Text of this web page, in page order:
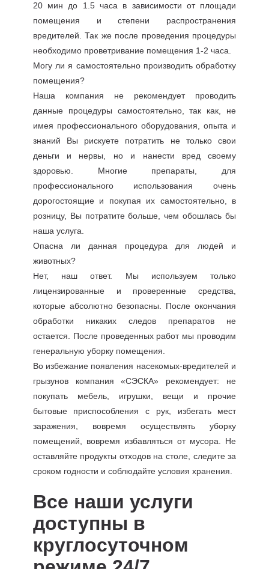
20 мин до 1.5 часа в зависимости от площади
помещения и степени распространения
вредителей. Так же после проведения процедуры
необходимо проветривание помещения 1-2 часа.
Могу ли я самостоятельно производить обработку
помещения?
Наша компания не рекомендует проводить
данные процедуры самостоятельно, так как, не
имея профессионального оборудования, опыта и
знаний Вы рискуете потратить не только свои
деньги и нервы, но и нанести вред своему
здоровью. Многие препараты, для
профессионального использования очень
дорогостоящие и покупая их самостоятельно, в
розницу, Вы потратите больше, чем обошлась бы
наша услуга.
Опасна ли данная процедура для людей и
животных?
Нет, наш ответ. Мы используем только
лицензированные и проверенные средства,
которые абсолютно безопасны. После окончания
обработки никаких следов препаратов не
остается. После проведенных работ мы проводим
генеральную уборку помещения.
Во избежание появления насекомых-вредителей и
грызунов компания «СЭСКА» рекомендует: не
покупать мебель, игрушки, вещи и прочие
бытовые приспособления с рук, избегать мест
заражения, вовремя осуществлять уборку
помещений, вовремя избавляться от мусора. Не
оставляйте продукты отходов на столе, следите за
сроком годности и соблюдайте условия хранения.
Все наши услуги
доступны в
круглосуточном